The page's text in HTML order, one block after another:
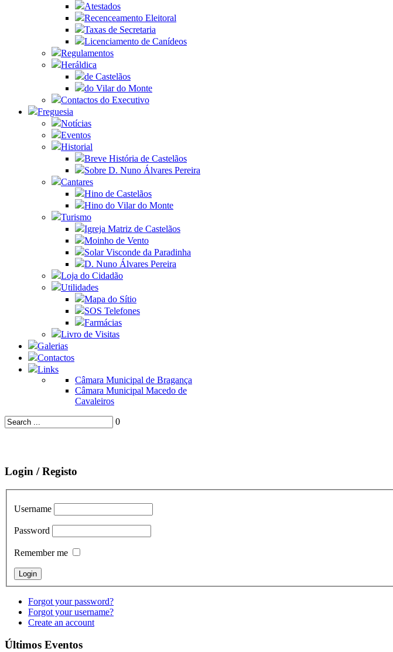
Atestados
Recenceamento Eleitoral
Taxas de Secretaria
Licenciamento de Canídeos
Regulamentos
Heráldica
de Castelãos
do Vilar do Monte
Contactos do Executivo
Freguesia
Notícias
Eventos
Historial
Breve História de Castelãos
Sobre D. Nuno Álvares Pereira
Cantares
Hino de Castelãos
Hino do Vilar do Monte
Turismo
Igreja Matriz de Castelãos
Moinho de Vento
Solar Visconde da Paradinha
D. Nuno Álvares Pereira
Loja do Cidadão
Utilidades
Mapa do Sítio
SOS Telefones
Farmácias
Livro de Visitas
Galerias
Contactos
Links
Câmara Municipal de Bragança
Câmara Municipal Macedo de
Cavaleiros
0
Login / Registo
Username
Password
Remember me
Forgot your password?
Forgot your username?
Create an account
Últimos Eventos